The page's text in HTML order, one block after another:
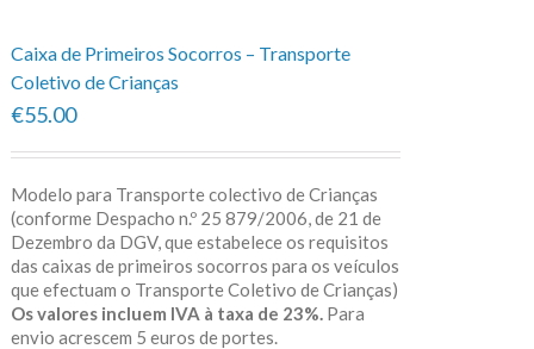
Caixa de Primeiros Socorros – Transporte
Coletivo de Crianças
€55.00
Modelo para Transporte colectivo de Crianças
(conforme Despacho n.º 25 879/2006, de 21 de
Dezembro da DGV, que estabelece os requisitos
das caixas de primeiros socorros para os veículos
que efectuam o Transporte Coletivo de Crianças)
Os valores incluem IVA à taxa de 23%. Para
envio acrescem 5 euros de portes.